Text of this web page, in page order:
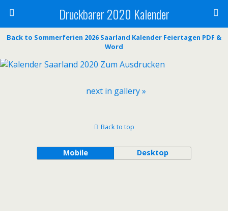
Druckbarer 2020 Kalender
Back to Sommerferien 2026 Saarland Kalender Feiertagen PDF &
Word
next in gallery »
Back to top
Mobile Desktop